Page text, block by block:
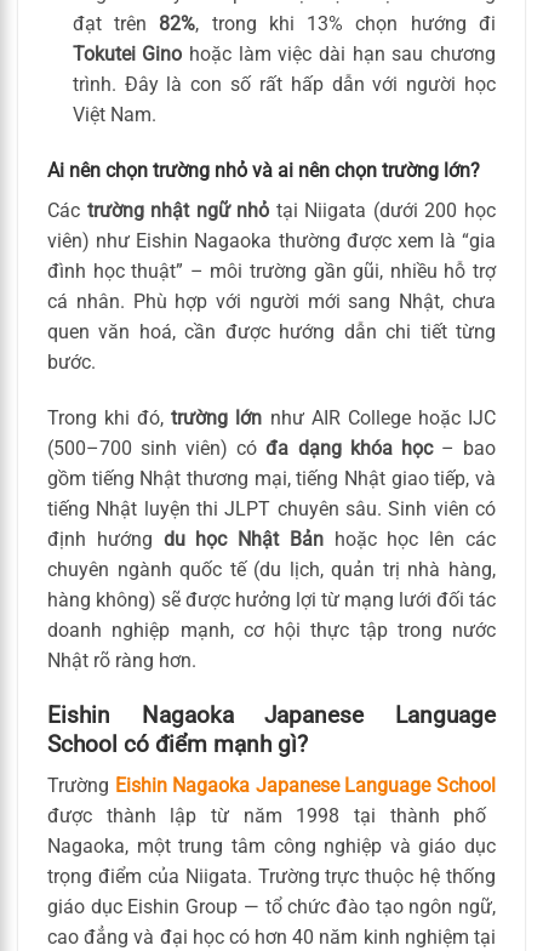
đạt trên 82%, trong khi 13% chọn hướng đi
Tokutei Gino hoặc làm việc dài hạn sau chương
trình. Đây là con số rất hấp dẫn với người học
Việt Nam.
Ai nên chọn trường nhỏ và ai nên chọn trường lớn?
Các trường nhật ngữ nhỏ tại Niigata (dưới 200 học
viên) như Eishin Nagaoka thường được xem là “gia
đình học thuật” – môi trường gần gũi, nhiều hỗ trợ
cá nhân. Phù hợp với người mới sang Nhật, chưa
quen văn hoá, cần được hướng dẫn chi tiết từng
bước.
Trong khi đó,trường lớn như AIR College hoặc IJC
(500–700 sinh viên) cóđa dạng khóa học– bao
gồm tiếng Nhật thương mại, tiếng Nhật giao tiếp, và
tiếng Nhật luyện thi JLPT chuyên sâu. Sinh viên có
định hướng du học Nhật Bảnhoặc học lên các
chuyên ngành quốc tế (du lịch, quản trị nhà hàng,
hàng không) sẽ được hưởng lợi từ mạng lưới đối tác
doanh nghiệp mạnh, cơ hội thực tập trong nước
Nhật rõ ràng hơn.
Eishin Nagaoka Japanese Language
School có điểm mạnh gì?
Trường Eishin Nagaoka Japanese Language School
được thành lập từ năm 1998 tại thành phố
Nagaoka, một trung tâm công nghiệp và giáo dục
trọng điểm của Niigata. Trường trực thuộc hệ thống
giáo dục Eishin Group — tổ chức đào tạo ngôn ngữ,
cao đẳng và đại học có hơn 40 năm kinh nghiệm tại